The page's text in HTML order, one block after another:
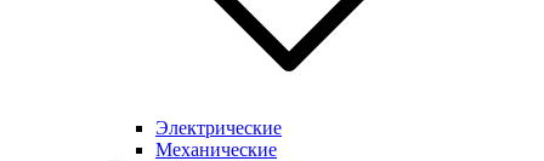
Электрические
Механические